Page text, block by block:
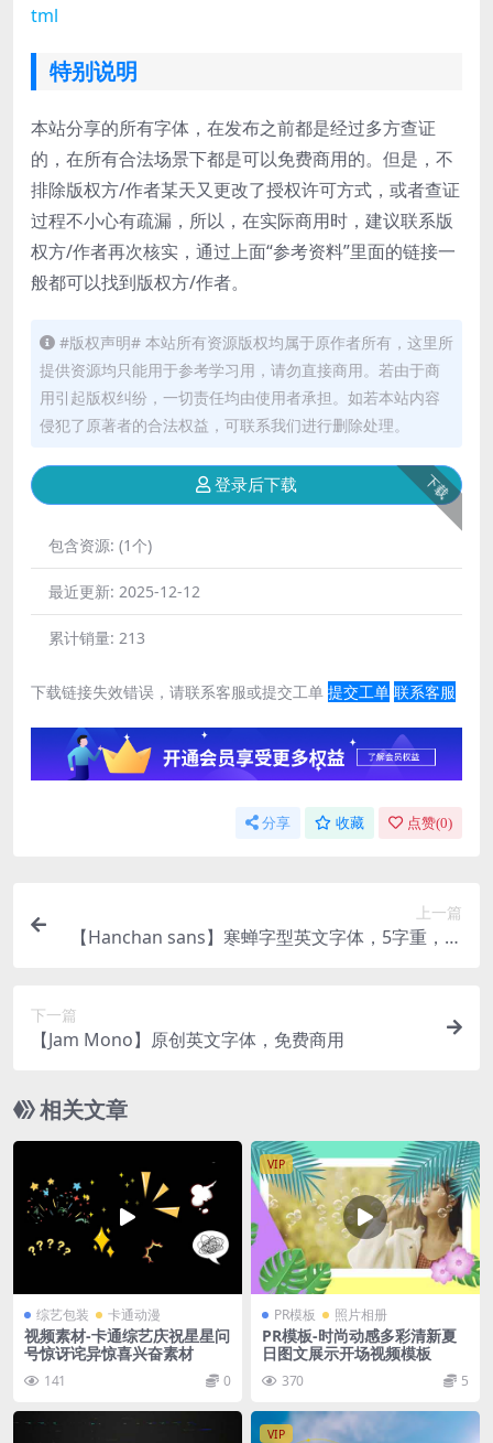
tml
特别说明
本站分享的所有字体，在发布之前都是经过多方查证
的，在所有合法场景下都是可以免费商用的。但是，不
排除版权方/作者某天又更改了授权许可方式，或者查证
过程不小心有疏漏，所以，在实际商用时，建议联系版
权方/作者再次核实，通过上面“参考资料”里面的链接一
般都可以找到版权方/作者。
#版权声明# 本站所有资源版权均属于原作者所有，这里所
提供资源均只能用于参考学习用，请勿直接商用。若由于商
用引起版权纠纷，一切责任均由使用者承担。如若本站内容
侵犯了原著者的合法权益，可联系我们进行删除处理。
下载
登录后下载
包含资源: (1个)
最近更新: 2025-12-12
累计销量: 213
下载链接失效错误，请联系客服或提交工单 提交工单 联系客服
分享 收藏 点赞(0)
上一篇
【Hanchan sans】寒蝉字型英文字体，5字重，免
下一篇
【Jam Mono】原创英文字体，免费商用
相关文章
综艺包装 卡通动漫
视频素材-卡通综艺庆祝星星问
号惊讶诧异惊喜兴奋素材
141 0
VIP
PR模板 照片相册
PR模板-时尚动感多彩清新夏
日图文展示开场视频模板
370 5
VIP